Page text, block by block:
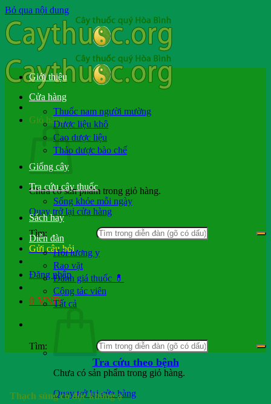
Bỏ qua nội dung
Giỏ hàng
Chưa có sản phẩm trong giỏ hàng.
Quay trở lại cửa hàng
Tìm:
Gửi câu hỏi
Đăng nhập
0 VND
Chưa có sản phẩm trong giỏ hàng.
Quay trở lại cửa hàng
Giới thiệu
Cửa hàng
Thuốc nam người mường
Dược liệu khô
Cao dược liệu
Thảo dược bào chế
Giống cây
Tra cứu cây thuốc
Sống khỏe mỗi ngày
Sách hay
Diễn đàn
Hỏi lương y
Rao vặt
Đánh giá thuốc 💊
Cộng tác viên
Tất cả
Tìm:
Tra cứu theo bệnh
Thạch sùng có độc không ạ